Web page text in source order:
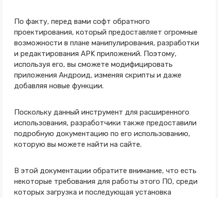
По факту, перед вами софт обратного
проектирования, который предоставляет огромные
возможности в плане манипулирования, разработки
и редактирования APK приложений. Поэтому,
используя его, вы сможете модифицировать
приложения Андроид, изменяя скрипты и даже
добавляя новые функции.
Поскольку данный инструмент для расширенного
использования, разработчики также предоставили
подробную документацию по его использованию,
которую вы можете найти на сайте.
В этой документации обратите внимание, что есть
некоторые требования для работы этого ПО, среди
которых загрузка и последующая установка